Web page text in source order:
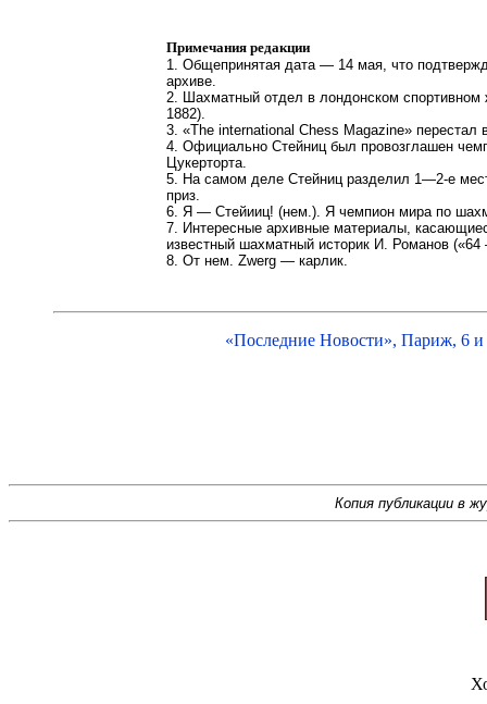
Примечания редакции
1. Общепринятая дата — 14 мая, что
архиве.
2. Шахматный отдел в лондонском
1882).
3. «The international Chess Magazine» перестал
4. Официально Стейниц был провозглашен
Цукерторта.
5. На самом деле Стейниц разделил 1—2-е
приз.
6. Я — Стейииц! (нем.). Я чемпион мира по
7. Интересные архивные материалы,
известный шахматный историк И. Романов
8. От нем. Zwerg — карлик.
«Последние Новости», Париж, 6
Копия публикации в